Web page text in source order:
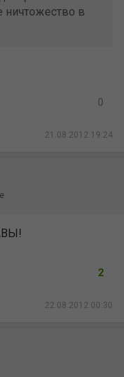
в
21.08.2012 19:24
0
22.08.2012 00:30
2